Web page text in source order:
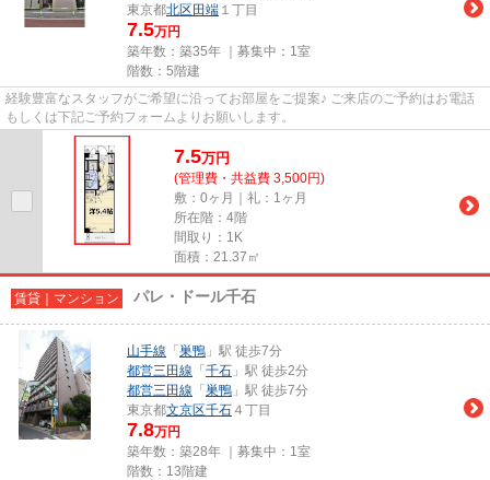
東京都北区 田端 １丁目
7.5万円
築年数：築35年 ｜募集中： 1室
階数：5階建
経験豊富なスタッフがご希望に沿ってお部屋をご提案♪ ご来店のご予約はお電話
もしくは下記ご予約フォームよりお願いします。
7.5万円
(管理費・共益費 3,500円)
敷：0ヶ月｜礼：1ヶ月
所在階：4階
間取り：1K
面積：21.37㎡
賃貸｜マンション パレ・ドール千石
山手線 「 巣鴨 」駅 徒歩7分
都営三田線 「 千石 」駅 徒歩2分
都営三田線 「 巣鴨 」駅 徒歩7分
東京都文京区千石 ４丁目
7.8万円
築年数：築28年 ｜募集中： 1室
階数：13階建